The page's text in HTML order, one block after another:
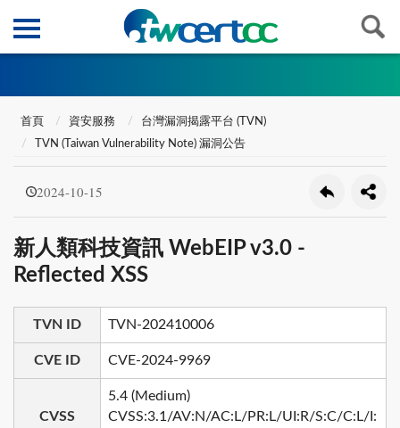
首頁 資安服務
台灣漏洞揭露平台 (TVN)
TVN (Taiwan Vulnerability Note) 漏洞公告
2024-10-15
新人類科技資訊 WebEIP v3.0 -
Reflected XSS
TVN ID TVN-202410006
CVE ID CVE-2024-9969
CVSS
5.4 (Medium)
CVSS:3.1/AV:N/AC:L/PR:L/UI:R/S:C/C:L/I: